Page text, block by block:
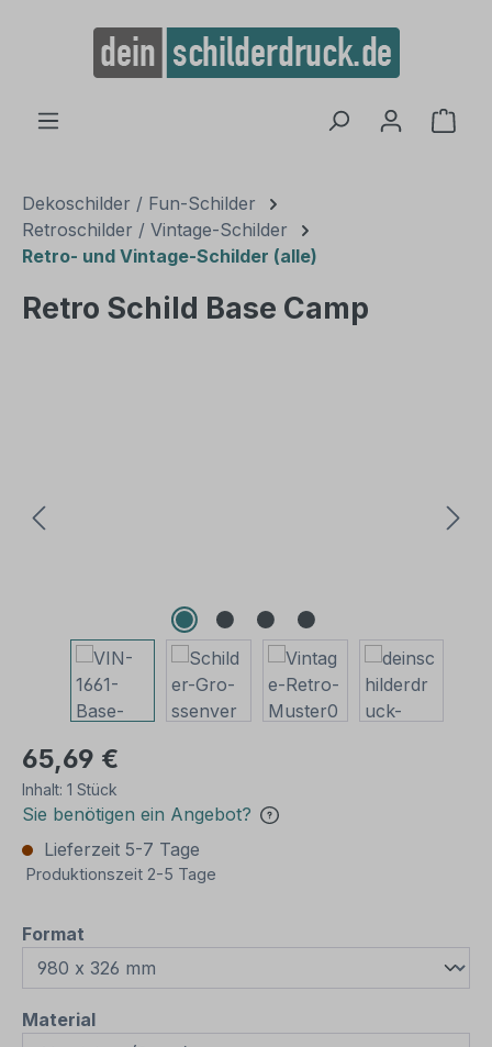
springen
Dekoschilder / Fun-Schilder
Retroschilder / Vintage-Schilder
Retro- und Vintage-Schilder (alle)
Retro Schild Base Camp
65,69 €
Inhalt: 1 Stück
Sie benötigen ein Angebot?
Lieferzeit 5-7 Tage
Produktionszeit 2-5 Tage
Format
Materialauswählen